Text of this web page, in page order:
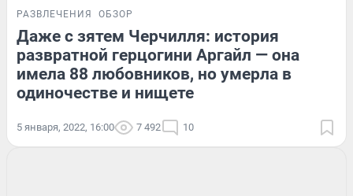
РАЗВЛЕЧЕНИЯ ОБЗОР
Даже с зятем Черчилля: история
развратной герцогини Аргайл — она
имела 88 любовников, но умерла в
одиночестве и нищете
5 января, 2022, 16:00 7 492 10